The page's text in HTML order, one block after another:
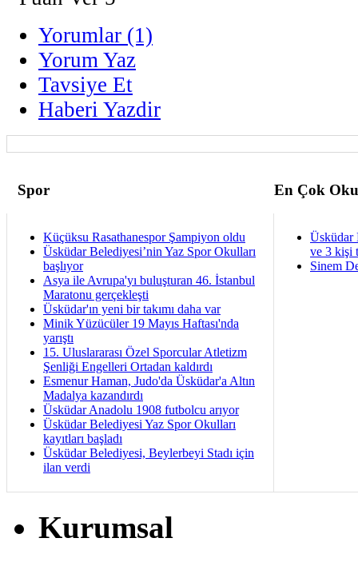
Yorumlar (1)
Yorum Yaz
Tavsiye Et
Haberi Yazdir
Spor En Çok
Küçüksu Rasathanespor Şampiyon oldu
Üsküdar Belediyesi’nin Yaz Spor Okulları
başlıyor
Asya ile Avrupa'yı buluşturan 46. İstanbul
Maratonu gerçekleşti
Üsküdar'ın yeni bir takımı daha var
Minik Yüzücüler 19 Mayıs Haftası'nda
yarıştı
15. Uluslararası Özel Sporcular Atletizm
Şenliği Engelleri Ortadan kaldırdı
Esmenur Haman, Judo'da Üsküdar'a Altın
Madalya kazandırdı
Üsküdar Anadolu 1908 futbolcu arıyor
Üsküdar Belediyesi Yaz Spor Okulları
kayıtları başladı
Üsküdar Belediyesi, Beylerbeyi Stadı için
ilan verdi
Üsküdar
ve 3 kişi
Sinem
Kurumsal